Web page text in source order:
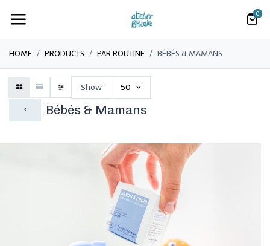
0
HOME PRODUCTS PAR ROUTINE BÉBÉS & MAMANS
Bébés & Mamans
Show 50